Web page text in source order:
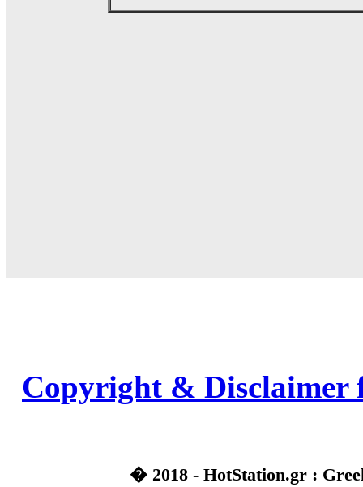
Copyright & Disclaimer
� 2018 - HotStation.gr :